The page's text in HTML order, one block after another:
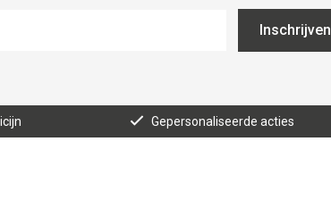
Inschrijven
Gepersonaliseerde acties